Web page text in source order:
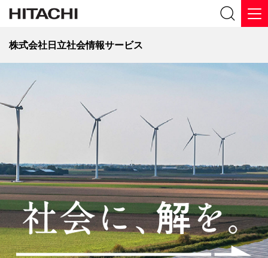
株式会社日立社会情報サービス